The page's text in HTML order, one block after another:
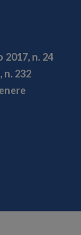
n. 24
n. 232